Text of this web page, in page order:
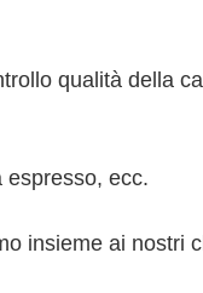
qualità della
espresso, ecc.
insieme ai nostri